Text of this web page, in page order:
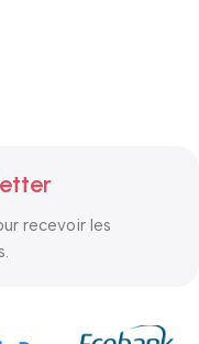
recevoir les